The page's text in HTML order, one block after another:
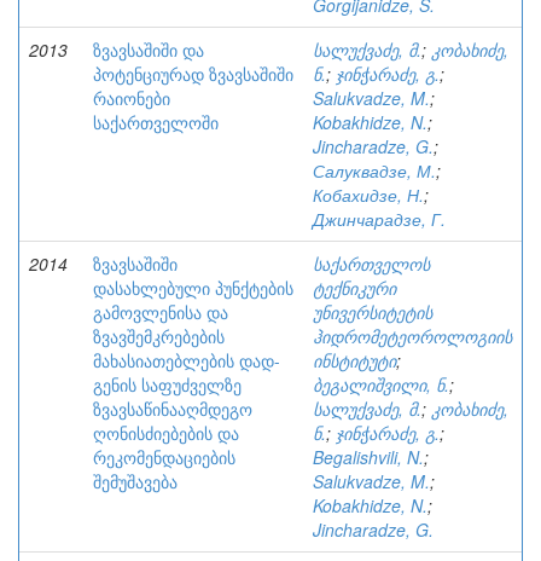
Gorgijanidze, S.
2013
ზვავსაშიში და
პოტენციურად ზვავსაშიში
რაიონები
საქართველოში
სალუქვაძე, მ.; კობახიძე,
ნ.; ჯინჭარაძე, გ.;
Salukvadze, M.;
Kobakhidze, N.;
Jincharadze, G.;
Салуквадзе, М.;
Кобахидзе, Н.;
Джинчарадзе, Г.
2014
ზვავსაშიში
დასახლებული პუნქტების
გამოვლენისა და
ზვავშემკრებების
მახასიათებლების დად-
გენის საფუძველზე
ზვავსაწინააღმდეგო
ღონისძიებების და
რეკომენდაციების
შემუშავება
საქართველოს
ტექნიკური
უნივერსიტეტის
ჰიდრომეტეოროლოგიის
ინსტიტუტი;
ბეგალიშვილი, ნ.;
სალუქვაძე, მ.; კობახიძე,
ნ.; ჯინჭარაძე, გ.;
Begalishvili, N.;
Salukvadze, M.;
Kobakhidze, N.;
Jincharadze, G.